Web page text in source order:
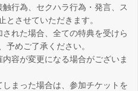
行為、セクハラ行為・発言、ス
とさせていただきます。
れた場合、全ての特典を受けら
予めご了承ください。
容が変更になる場合がございま
まった場合は、参加チケットを